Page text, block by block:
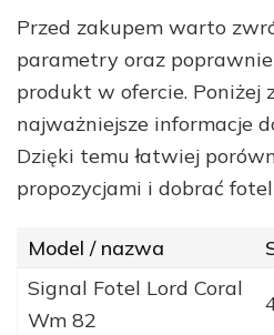
Przed zakupem warto
parametry oraz
produkt w ofercie. Poniżej
najważniejsze informacje
Dzięki temu łatwiej
propozycjami i dobrać
Model / nazwa
Signal Fotel Lord Coral
Wm 82